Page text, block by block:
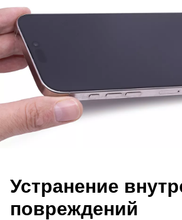
Устранение
повреждений